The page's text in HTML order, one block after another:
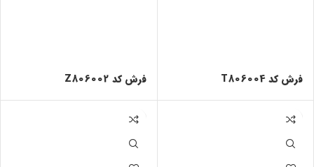
فرش کد T806004 فرش کد Z806002